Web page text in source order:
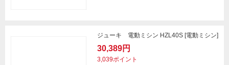
ジューキ 電動ミシン HZL40S [電動ミシン]
30,389円
3,039ポイント